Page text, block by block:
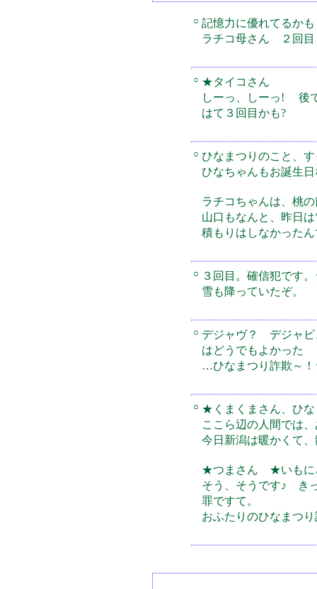
○ 記憶力に優れてるか
ラチコ母さん ２回
○ ★タイコさん
しーっ、しーっ! 後
はて３回目かも?
○ ひなまつりのこと、
ひなちゃんもお誕生
ラチコちゃんは、桃
山口もなんと、昨日
積もりはしなかった
○ ３回目。確信犯です
雪も降っていたぞ。
○ デジャヴ？ デジャ
はどうでもよかった
…ひなまつり詐欺～
○ ★くまくまさん、ひ
ここら辺の人間では
今日新潟は暖かくて
★つまさん ★いもに
そう、そうです♪ き
罪ですて。
おふたりのひなまつ